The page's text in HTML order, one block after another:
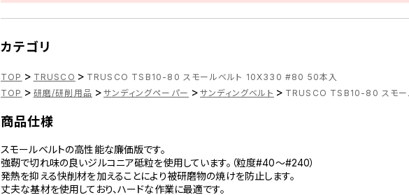
カテゴリ
TOP > TRUSCO > TRUSCO TSB10-80 スモールベルト 10X330 #80 50本入
TOP > 研磨/研削用品 > サンディングペーパー > サンディングベルト > TRUSCO TSB10-80 スモ
商品仕様
スモールベルトの高性能な廉価版です。
強靭で切れ味の良いジルコニア砥粒を使用しています。（粒度#40～#240）
発熱を抑える快削材を加えることにより被研磨物の焼けを防止します。
丈夫な基材を使用しており、ハードな作業に最適です。